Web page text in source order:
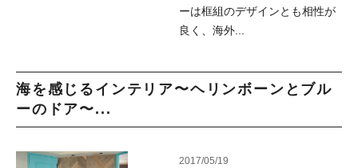
ーは框組のデザインとも相性が
良く、海外...
海を感じるインテリア〜ヘリンボーンとブル
ーのドア〜...
2017/05/19